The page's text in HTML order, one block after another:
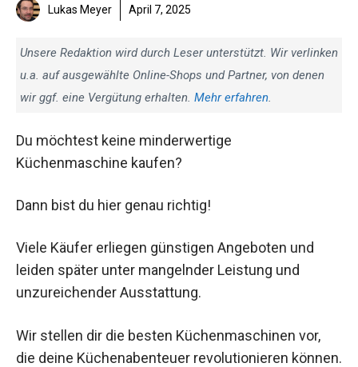
Lukas Meyer April 7, 2025
Unsere Redaktion wird durch Leser unterstützt. Wir verlinken
u.a. auf ausgewählte Online-Shops und Partner, von denen
wir ggf. eine Vergütung erhalten. Mehr erfahren.
Du möchtest keine minderwertige
Küchenmaschine kaufen?
Dann bist du hier genau richtig!
Viele Käufer erliegen günstigen Angeboten und
leiden später unter mangelnder Leistung und
unzureichender Ausstattung.
Wir stellen dir die besten Küchenmaschinen vor,
die deine Küchenabenteuer revolutionieren können.